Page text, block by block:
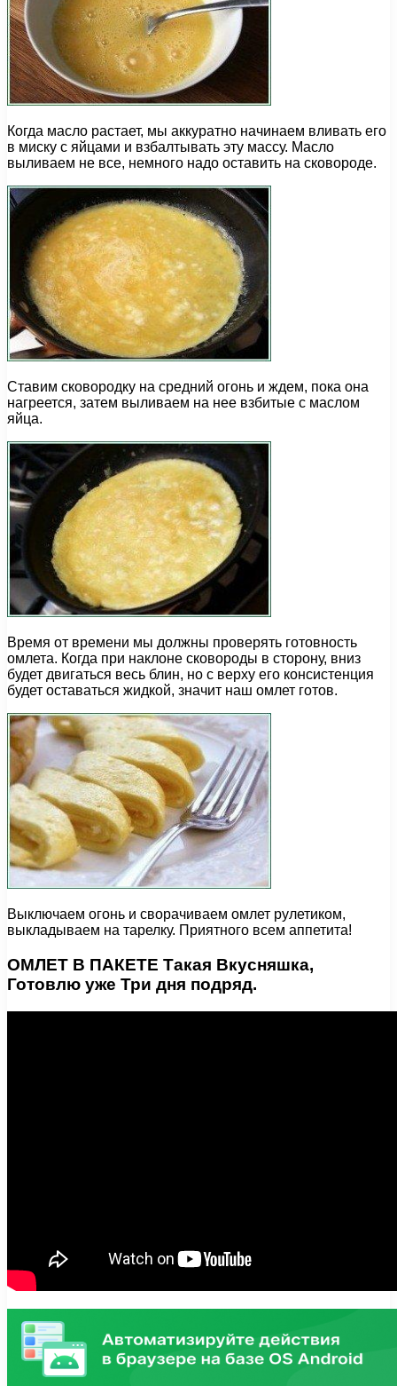
Когда масло растает, мы аккуратно начинаем вливать его
в миску с яйцами и взбалтывать эту массу. Масло
выливаем не все, немного надо оставить на сковороде.
Ставим сковородку на средний огонь и ждем, пока она
нагреется, затем выливаем на нее взбитые с маслом
яйца.
Время от времени мы должны проверять готовность
омлета. Когда при наклоне сковороды в сторону, вниз
будет двигаться весь блин, но с верху его консистенция
будет оставаться жидкой, значит наш омлет готов.
Выключаем огонь и сворачиваем омлет рулетиком,
выкладываем на тарелку. Приятного всем аппетита!
ОМЛЕТ В ПАКЕТЕ Такая Вкусняшка,
Готовлю уже Три дня подряд.